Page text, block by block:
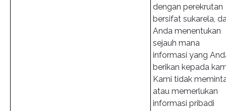
dengan perekrutan
bersifat sukarela,
Anda menentukan
sejauh mana
informasi yang
berikan kepada
Kami tidak
atau memerlukan
informasi pribadi